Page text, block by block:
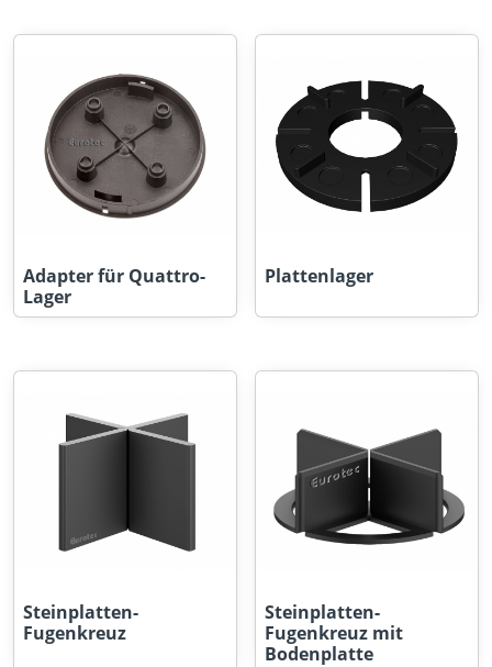
Adapter für Quattro-
Lager
Plattenlager
Steinplatten-
Fugenkreuz
Steinplatten-
Fugenkreuz mit
Bodenplatte